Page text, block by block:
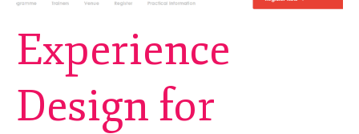
Experience
Design for